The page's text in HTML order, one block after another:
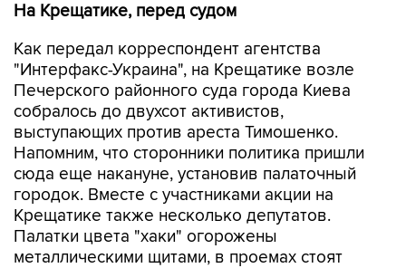
На Крещатике, перед судом
Как передал корреспондент агентства
"Интерфакс-Украина", на Крещатике возле
Печерского районного суда города Киева
собралось до двухсот активистов,
выступающих против ареста Тимошенко.
Напомним, что сторонники политика пришли
сюда еще накануне, установив палаточный
городок. Вместе с участниками акции на
Крещатике также несколько депутатов.
Палатки цвета "хаки" огорожены
металлическими щитами, в проемах стоят